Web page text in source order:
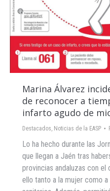
Marina Álvarez
de reconocer a
infarto agudo de
Destacados, Noticias de la EASP
Lo ha hecho durante las
que llegan a Jaén tras
provincias andaluzas con
ello tanto a la mujer como